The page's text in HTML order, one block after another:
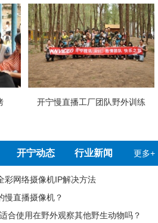
宁慢直播工厂团队野外训练
开宁动态 行业新闻 更多+
机IP解决方法
机？
外观察其他野生动物吗？
工程商